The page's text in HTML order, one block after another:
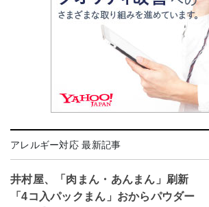
アレルギー対応 最新記事
井村屋、「肉まん・あんまん」刷新
「4コ入パックまん」おからパウダー